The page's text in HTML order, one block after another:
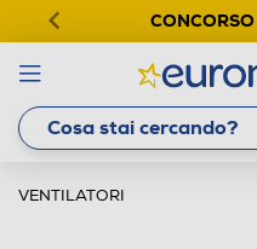
VENTILATORI